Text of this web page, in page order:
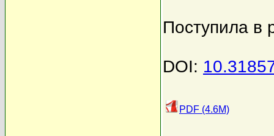
Поступила в
DOI:
PDF (4.6M)